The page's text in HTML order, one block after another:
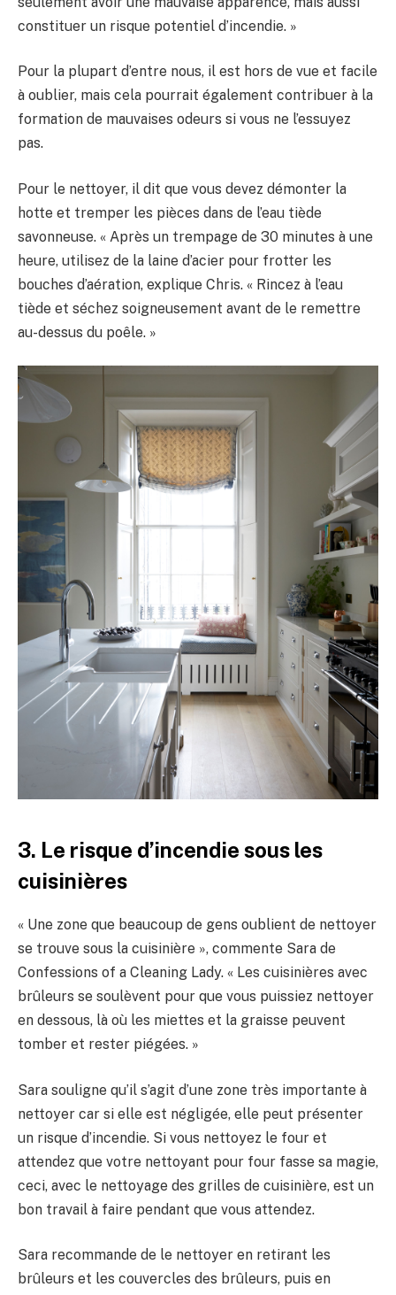
constituer un risque potentiel d’incendie. »
Pour la plupart d’entre nous, il est hors de vue et facile
à oublier, mais cela pourrait également contribuer à la
formation de mauvaises odeurs si vous ne l’essuyez
pas.
Pour le nettoyer, il dit que vous devez démonter la
hotte et tremper les pièces dans de l’eau tiède
savonneuse. « Après un trempage de 30 minutes à une
heure, utilisez de la laine d’acier pour frotter les
bouches d’aération, explique Chris. « Rincez à l’eau
tiède et séchez soigneusement avant de le remettre
au-dessus du poêle. »
3. Le risque d’incendie sous les
cuisinières
« Une zone que beaucoup de gens oublient de nettoyer
se trouve sous la cuisinière », commente Sara de
Confessions of a Cleaning Lady. « Les cuisinières avec
brûleurs se soulèvent pour que vous puissiez nettoyer
en dessous, là où les miettes et la graisse peuvent
tomber et rester piégées. »
Sara souligne qu’il s’agit d’une zone très importante à
nettoyer car si elle est négligée, elle peut présenter
un risque d’incendie. Si vous nettoyez le four et
attendez que votre nettoyant pour four fasse sa magie,
ceci, avec le nettoyage des grilles de cuisinière, est un
bon travail à faire pendant que vous attendez.
Sara recommande de le nettoyer en retirant les
brûleurs et les couvercles des brûleurs, puis en